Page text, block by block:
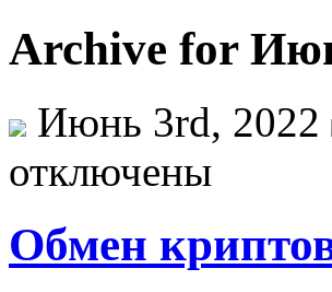
Archive for
Июнь 3rd, 2022
отключены
Обмен